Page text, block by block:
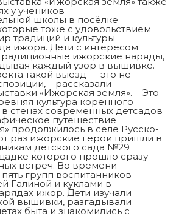
у учеников
школы в посёлке
тоже с удовольствием
традиций и культуры
ижора. Дети с интересом
ижорские наряды,
каждый узор в вышивке.
такой выезд — это не
– рассказали
«Ижорская земля». – Это
культура коренного
стенах современных детсадов
путешествие
продолжилось в селе Русско-
раз ижорские герои пришли в
детского сада №29
которого прошло сразу
встреч. Во времени
групп воспитанников
Галиной и куклами в
ижор. Дети изучали
вышивки, разгадывали
быта и знакомились с